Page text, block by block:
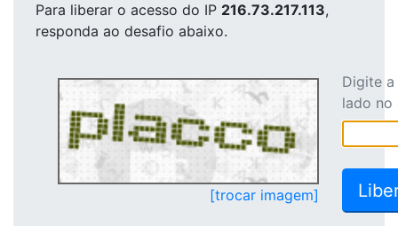
Para liberar o acesso do IP 216.73.217.113,
responda ao desafio abaixo.
[trocar imagem]
Digite
lado no